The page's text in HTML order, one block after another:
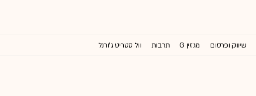
שיווק ופרסום מגזין G תרבות וול סטריט ג'ורנל